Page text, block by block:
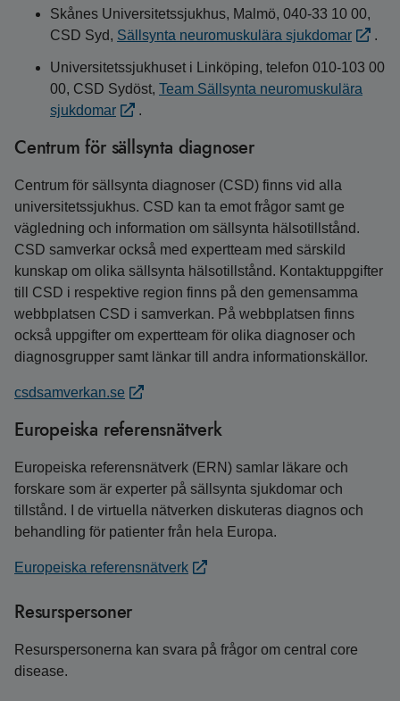
Skånes Universitetssjukhus, Malmö, 040-33 10 00,
CSD Syd, Sällsynta neuromuskulära sjukdomar .
Universitetssjukhuset i Linköping, telefon 010-103 00
00, CSD Sydöst, Team Sällsynta neuromuskulära
sjukdomar
.
Centrum för sällsynta diagnoser
Centrum för sällsynta diagnoser (CSD) finns vid alla
universitetssjukhus. CSD kan ta emot frågor samt ge
vägledning och information om sällsynta hälsotillstånd.
CSD samverkar också med expertteam med särskild
kunskap om olika sällsynta hälsotillstånd. Kontaktuppgifter
till CSD i respektive region finns på den gemensamma
webbplatsen CSD i samverkan. På webbplatsen finns
också uppgifter om expertteam för olika diagnoser och
diagnosgrupper samt länkar till andra informationskällor.
csdsamverkan.se
Europeiska referensnätverk
Europeiska referensnätverk (ERN) samlar läkare och
forskare som är experter på sällsynta sjukdomar och
tillstånd. I de virtuella nätverken diskuteras diagnos och
behandling för patienter från hela Europa.
Europeiska referensnätverk
Resurspersoner
Resurspersonerna kan svara på frågor om central core
disease.